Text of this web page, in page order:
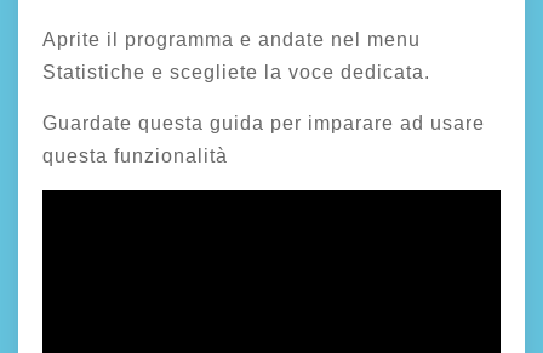
Aprite il programma e andate nel menu
Statistiche e scegliete la voce dedicata.
Guardate questa guida per imparare ad usare
questa funzionalità